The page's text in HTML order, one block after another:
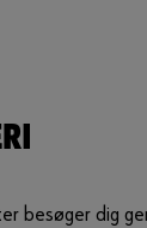
besøger dig